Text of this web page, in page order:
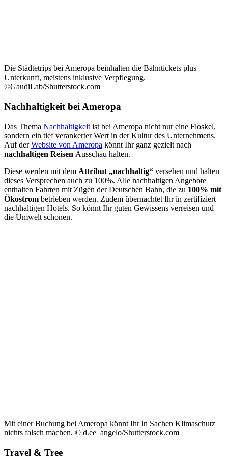
Die Städtetrips bei Ameropa beinhalten die Bahntickets plus
Unterkunft, meistens inklusive Verpflegung.
©GaudiLab/Shutterstock.com
Nachhaltigkeit bei Ameropa
Das Thema Nachhaltigkeit ist bei Ameropa nicht nur eine Floskel,
sondern ein tief verankerter Wert in der Kultur des Unternehmens.
Auf derWebsite von Ameropa könnt Ihr ganz gezielt nach
nachhaltigen Reisen Ausschau halten.
Diese werden mit dem Attribut „nachhaltig“ versehen und halten
dieses Versprechen auch zu 100%. Alle nachhaltigen Angebote
enthalten Fahrten mit Zügen der Deutschen Bahn, die zu 100% mit
Ökostrom betrieben werden. Zudem übernachtet Ihr in zertifiziert
nachhaltigen Hotels. So könnt Ihr guten Gewissens verreisen und
die Umwelt schonen.
Mit einer Buchung bei Ameropa könnt Ihr in Sachen Klimaschutz
nichts falsch machen. © d.ee_angelo/Shutterstock.com
Travel & Tree